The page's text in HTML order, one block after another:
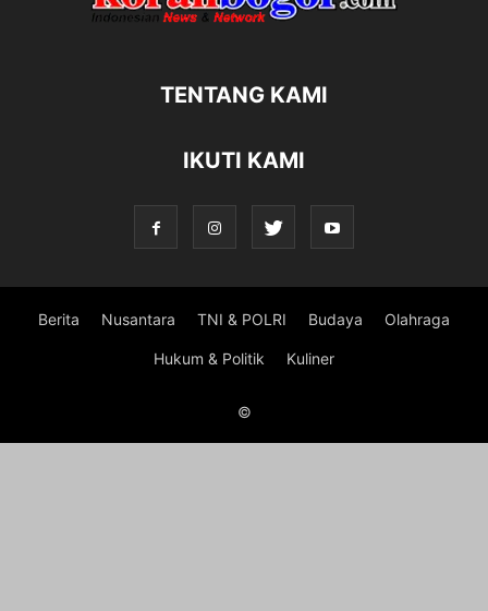
TENTANG KAMI
IKUTI KAMI
Berita Nusantara TNI & POLRI Budaya Olahraga
Hukum & Politik Kuliner
©